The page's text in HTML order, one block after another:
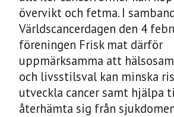
övervikt och fetma. I
Världscancerdagen den 4
föreningen Frisk mat därför
uppmärksamma att
och livsstilsval kan minska
utveckla cancer samt hjälpa
återhämta sig från